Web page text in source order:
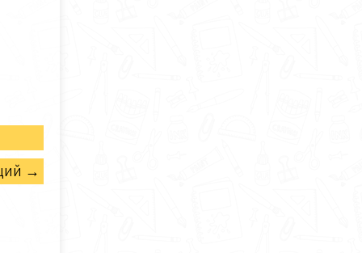
→